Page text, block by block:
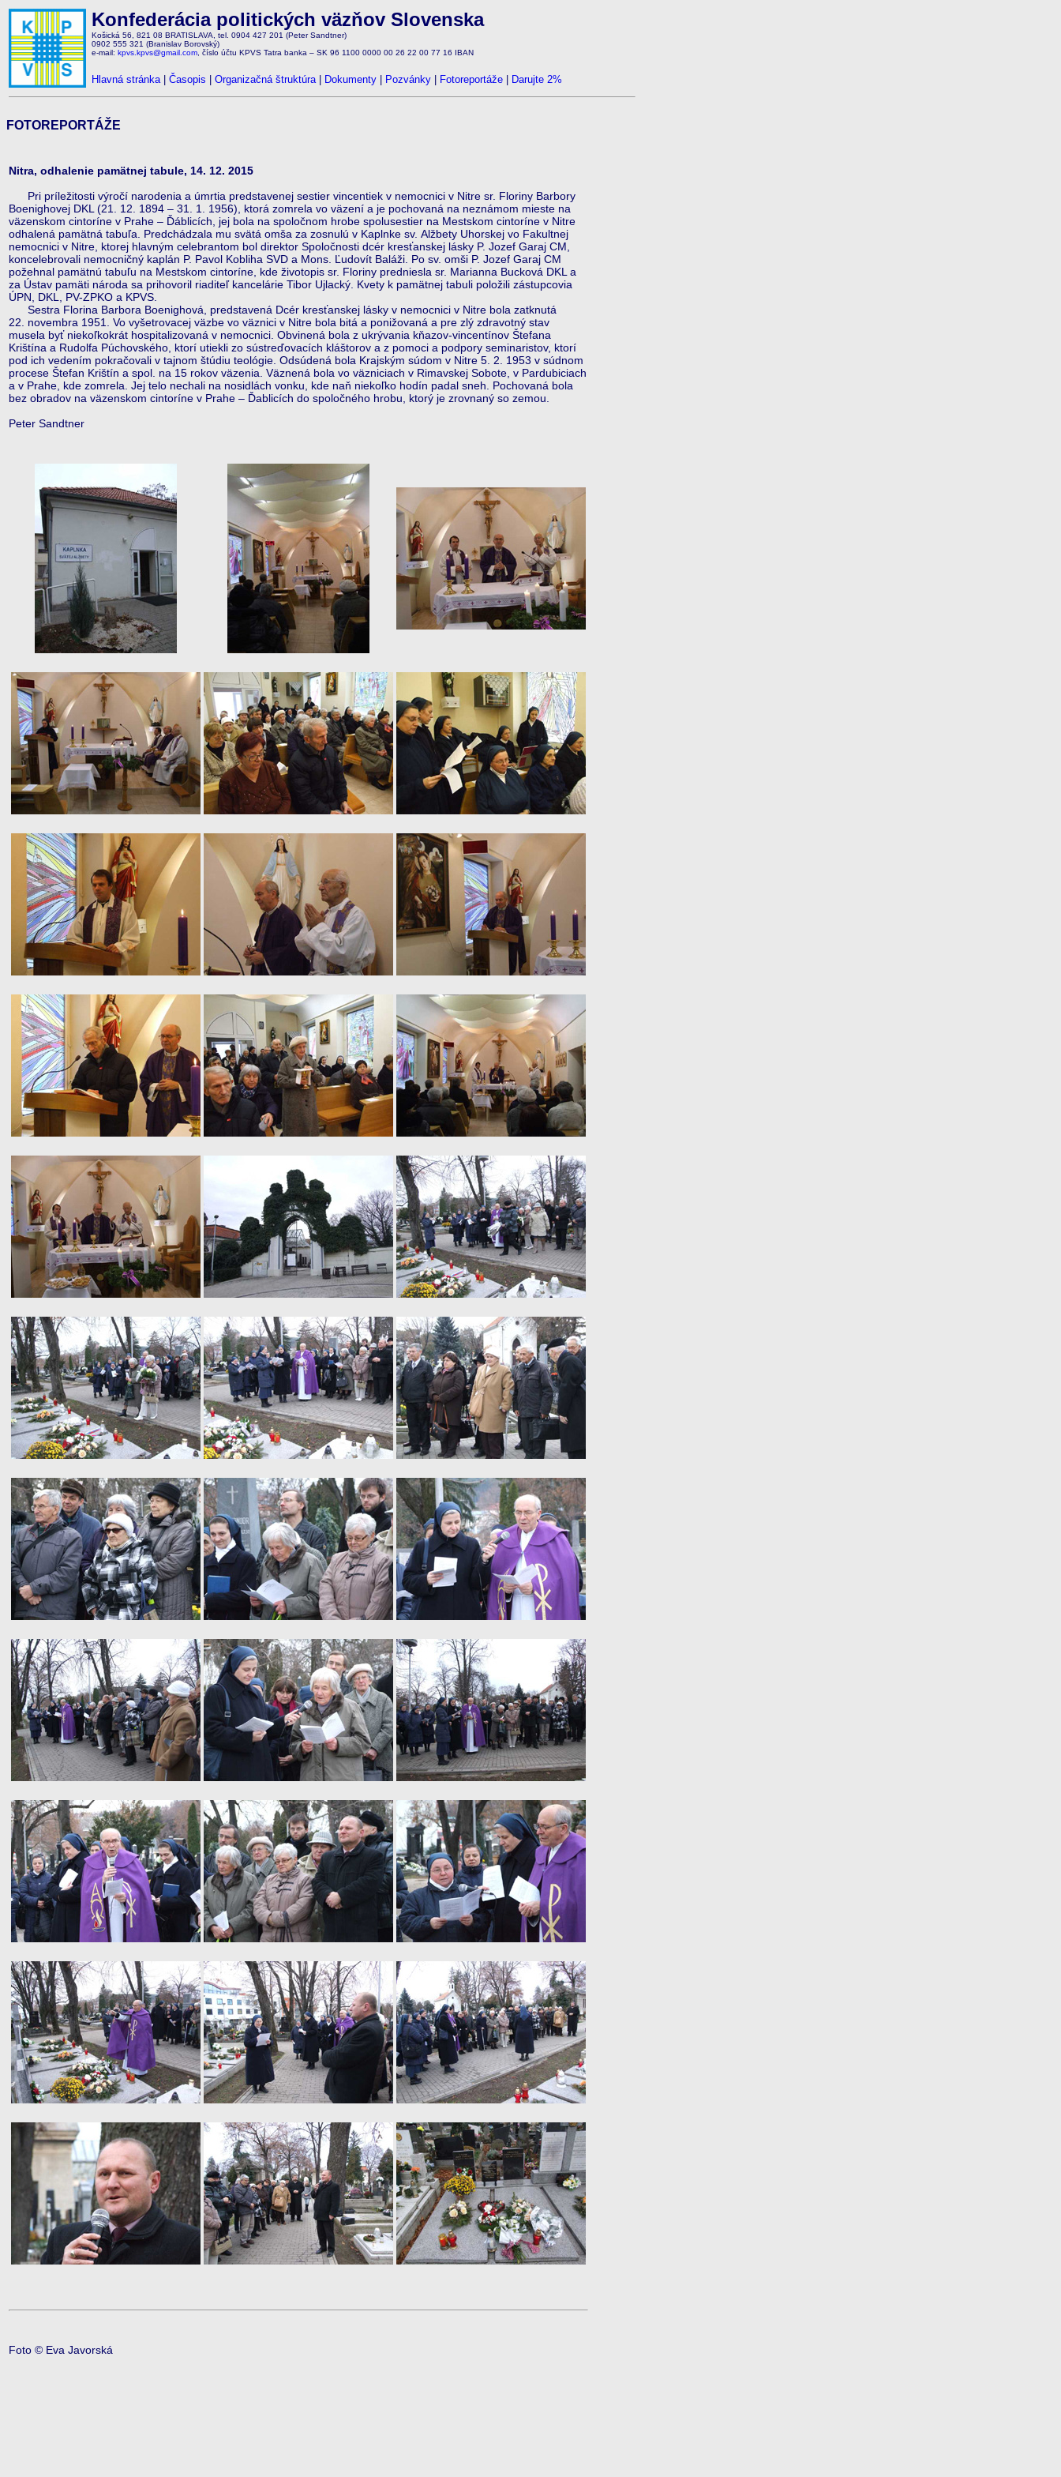
Konfederácia politických väzňov Slovenska
Košická 56, 821 08 BRATISLAVA, tel. 0904 427 201 (Peter Sandtner)
0902 555 321 (Branislav Borovský)
e-mail: kpvs.kpvs@gmail.com , číslo účtu KPVS Tatra banka – SK 96 1100 0000 00 26 22 00 77 16 IBAN
Hlavná stránka| Časopis Organizačná štruktúra| Dokumenty Pozvánky Fotoreportáže Darujte 2%
FOTOREPORTÁŽE
Nitra, odhalenie pamätnej tabule, 14. 12. 2015
Pri príležitosti výročí narodenia a úmrtia predstavenej sestier vincentiek v nemocnici v Nitre sr. Floriny Barbory
Boenighovej DKL (21. 12. 1894 – 31. 1. 1956), ktorá zomrela vo väzení a je pochovaná na neznámom mieste na
väzenskom cintoríne v Prahe – Ďáblicích, jej bola na spoločnom hrobe spolusestier na Mestskom cintoríne v Nitre
odhalená pamätná tabuľa. Predchádzala mu svätá omša za zosnulú v Kaplnke sv. Alžbety Uhorskej vo Fakultnej
nemocnici v Nitre, ktorej hlavným celebrantom bol direktor Spoločnosti dcér kresťanskej lásky P. Jozef Garaj CM,
koncelebrovali nemocničný kaplán P. Pavol Kobliha SVD a Mons. Ľudovít Baláži. Po sv. omši P. Jozef Garaj CM
požehnal pamätnú tabuľu na Mestskom cintoríne, kde životopis sr. Floriny predniesla sr. Marianna Bucková DKL a
za Ústav pamäti národa sa prihovoril riaditeľ kancelárie Tibor Ujlacký. Kvety k pamätnej tabuli položili zástupcovia
ÚPN, DKL, PV-ZPKO a KPVS.
Sestra Florina Barbora Boenighová, predstavená Dcér kresťanskej lásky v nemocnici v Nitre bola zatknutá
22. novembra 1951. Vo vyšetrovacej väzbe vo väznici v Nitre bola bitá a ponižovaná a pre zlý zdravotný stav
musela byť niekoľkokrát hospitalizovaná v nemocnici. Obvinená bola z ukrývania kňazov-vincentínov Štefana
Krištína a Rudolfa Púchovského, ktorí utiekli zo sústreďovacích kláštorov a z pomoci a podpory seminaristov, ktorí
pod ich vedením pokračovali v tajnom štúdiu teológie. Odsúdená bola Krajským súdom v Nitre 5. 2. 1953 v súdnom
procese Štefan Krištín a spol. na 15 rokov väzenia. Väznená bola vo väzniciach v Rimavskej Sobote, v Pardubiciach
a v Prahe, kde zomrela. Jej telo nechali na nosidlách vonku, kde naň niekoľko hodín padal sneh. Pochovaná bola
bez obradov na väzenskom cintoríne v Prahe – Ďablicích do spoločného hrobu, ktorý je zrovnaný so zemou.
Peter Sandtner
Foto © Eva Javorská